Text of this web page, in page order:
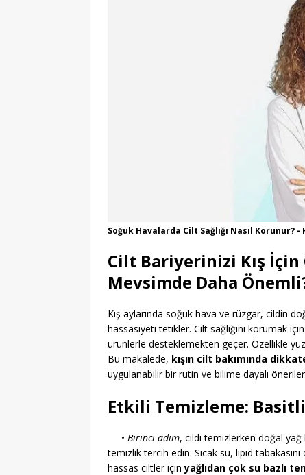
Soğuk Havalarda Cilt Sağlığı Nasıl Korunur? -
Cilt Bariyerinizi Kış
Mevsimde Daha
Kış aylarında soğuk hava ve rüzgar, cildin
hassasiyeti tetikler. Cilt sağlığını korumak
ürünlerle desteklemekten geçer. Özellikle
Bu makalede, kışın cilt bakımında
uygulanabilir bir rutin ve bilime dayalı
Etkili Temizleme:
• Birinci adım, cildi temizlerken doğal
temizlik tercih edin. Sıcak su, lipid
hassas ciltler içinyağlıdan çok su bazlı